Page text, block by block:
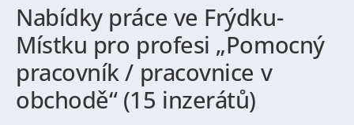
Nabídky práce ve Frýdku-
Místku pro profesi „Pomocný
pracovník / pracovnice v
obchodě“ (15 inzerátů)